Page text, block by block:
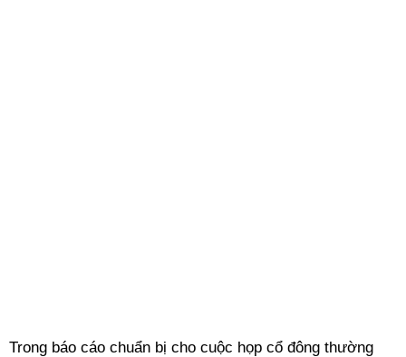
Trong báo cáo chuẩn bị cho cuộc họp cổ đông thường